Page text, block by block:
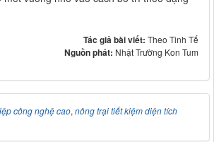
Tác giả bài viết: Theo Tinh Tế
Nguồn phát: Nhật Trường Kon Tum
công nghệ cao,nông trại tiết kiệm diện tích